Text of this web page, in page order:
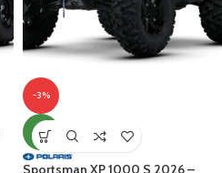
-3%
ÚJ
Sportsman XP 1000 S 2026 –